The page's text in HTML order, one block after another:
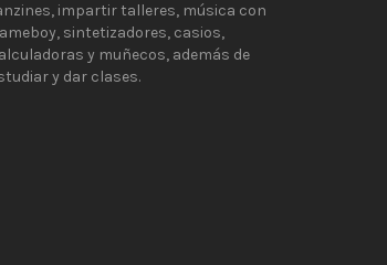
impartir talleres, música con
sintetizadores, casios,
y muñecos, además de
y dar clases.